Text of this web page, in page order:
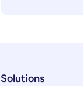
Solutions